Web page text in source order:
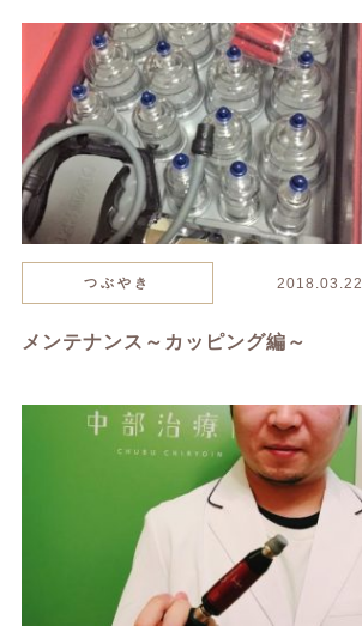
つぶやき 2018.03.22
メンテナンス～カッピング編～